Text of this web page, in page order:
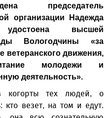
председатель
организации Надежда
высшей
Вологодчины «за
ветеранского движения,
молодежи и
деятельность».
когорты тех людей, о
кто везет, на том и едут.